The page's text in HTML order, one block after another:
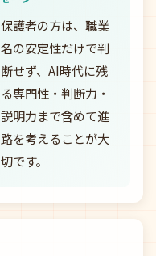
保護者の方は、職業
名の安定性だけで判
断せず、AI時代に残
る専門性・判断力・
説明力まで含めて進
路を考えることが大
切です。